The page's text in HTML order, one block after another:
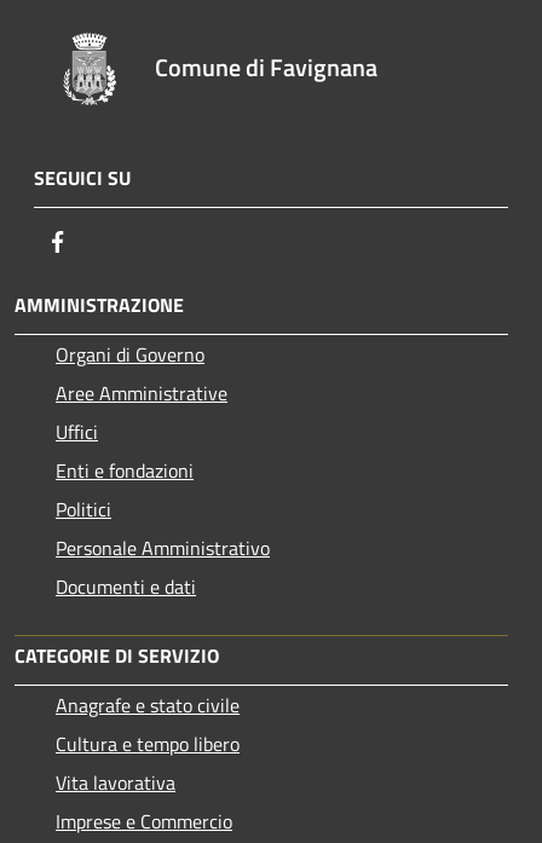
Comune di Favignana
SEGUICI SU
AMMINISTRAZIONE
Organi di Governo
Aree Amministrative
Uffici
Enti e fondazioni
Politici
Personale Amministrativo
Documenti e dati
CATEGORIE DI SERVIZIO
Anagrafe e stato civile
Cultura e tempo libero
Vita lavorativa
Imprese e Commercio